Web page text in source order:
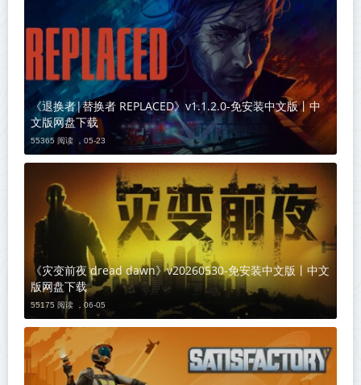
《退换者|替换者 REPLACED》v1.1.2.0-免安装中文版丨中
文版网盘下载
55365 阅读 ， 05-23
《灾变前夜 dread dawn》v20260530-免安装中文版丨中文
版网盘下载
55175 阅读 ， 06-05